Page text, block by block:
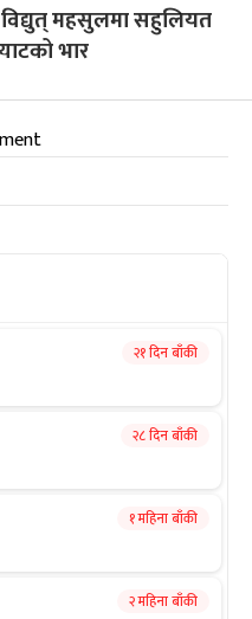
विद्युत् महसुलमा सहुलियत
भार
२१ दिन बाँकी
२८ दिन बाँकी
१ महिना बाँकी
२ महिना बाँकी